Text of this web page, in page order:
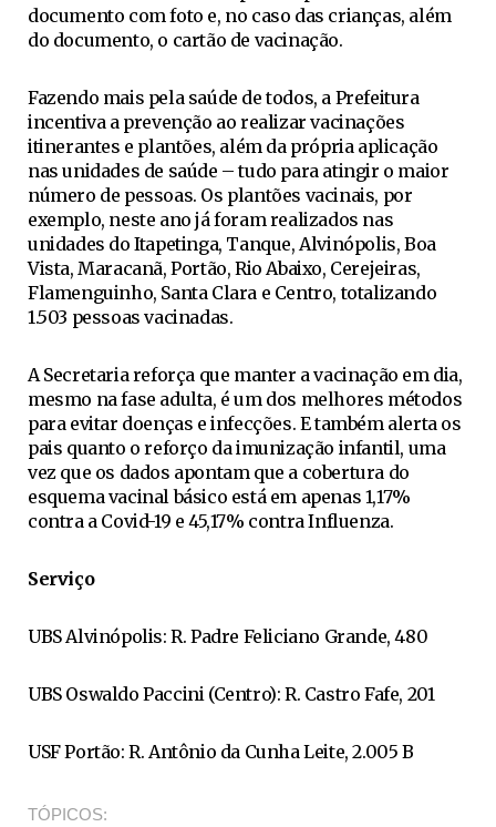
documento com foto e, no caso das crianças, além
do documento, o cartão de vacinação.
Fazendo mais pela saúde de todos, a Prefeitura
incentiva a prevenção ao realizar vacinações
itinerantes e plantões, além da própria aplicação
nas unidades de saúde – tudo para atingir o maior
número de pessoas. Os plantões vacinais, por
exemplo, neste ano já foram realizados nas
unidades do Itapetinga, Tanque, Alvinópolis, Boa
Vista, Maracanã, Portão, Rio Abaixo, Cerejeiras,
Flamenguinho, Santa Clara e Centro, totalizando
1.503 pessoas vacinadas.
A Secretaria reforça que manter a vacinação em dia,
mesmo na fase adulta, é um dos melhores métodos
para evitar doenças e infecções. E também alerta os
pais quanto o reforço da imunização infantil, uma
vez que os dados apontam que a cobertura do
esquema vacinal básico está em apenas 1,17%
contra a Covid-19 e 45,17% contra Influenza.
Serviço
UBS Alvinópolis: R. Padre Feliciano Grande, 480
UBS Oswaldo Paccini (Centro): R. Castro Fafe, 201
USF Portão: R. Antônio da Cunha Leite, 2.005 B
TÓPICOS